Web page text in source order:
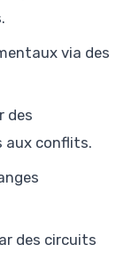
via des
des
aux conflits.
des circuits